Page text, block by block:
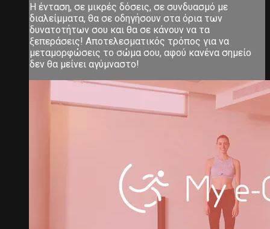
Η ένταση, σε μικρές δόσεις, σε συνδυασμό με
διαλείμματα, θα σε οδηγήσουν στα όρια των
δυνατοτήτων σου και θα σε κάνουν να τα
ξεπεράσεις! Αποτελεσματικός τρόπος για να
μεταμορφώσεις το σώμα σου, αφού κανένα σημείο
δεν θα μείνει αγύμναστο!